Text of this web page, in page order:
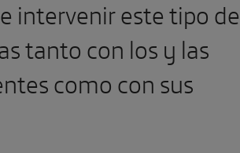
intervenir este tipo de
tanto con los y las
como con sus